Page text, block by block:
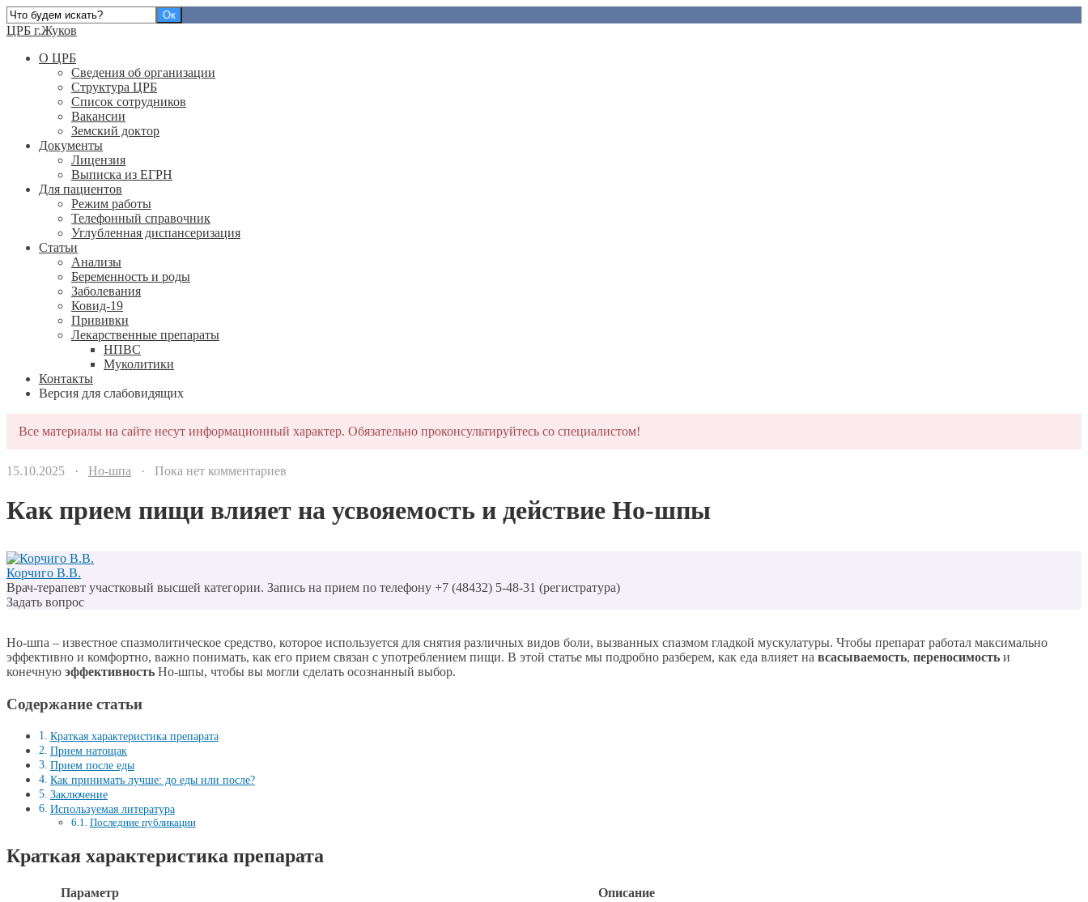
ЦРБ г.Жуков
О ЦРБ
Сведения об организации
Структура ЦРБ
Список сотрудников
Вакансии
Земский доктор
Документы
Лицензия
Выписка из ЕГРН
Для пациентов
Режим работы
Телефонный справочник
Углубленная диспансеризация
Статьи
Анализы
Беременность и роды
Заболевания
Ковид-19
Прививки
Лекарственные препараты
НПВС
Муколитики
Контакты
Версия для слабовидящих
Все материалы на сайте несут информационный характер. Обязательно проконсультируйтесь со специалистом!
15.10.2025 · Но-шпа · Пока нет комментариев
Как прием пищи влияет на усвояемость и действие Но-шпы
Корчиго В.В.
Врач-терапевт участковый высшей категории. Запись на прием по телефону +7 (48432) 5-48-31 (регистратура)
Задать вопрос
Но-шпа – известное спазмолитическое средство, которое используется для снятия различных видов боли, вызванных спазмом гладкой мускулатуры. Чтобы препарат работал максимально
эффективно и комфортно, важно понимать, как его прием связан с употреблением пищи. В этой статье мы подробно разберем, как еда влияет на всасываемость, переносимость и
конечную эффективность Но-шпы, чтобы вы могли сделать осознанный выбор.
Содержание статьи
Краткая характеристика препарата
Прием натощак
Прием после еды
Как принимать лучше: до еды или после?
Заключение
Используемая литература
Последние публикации
Краткая характеристика препарата
Параметр
Описание